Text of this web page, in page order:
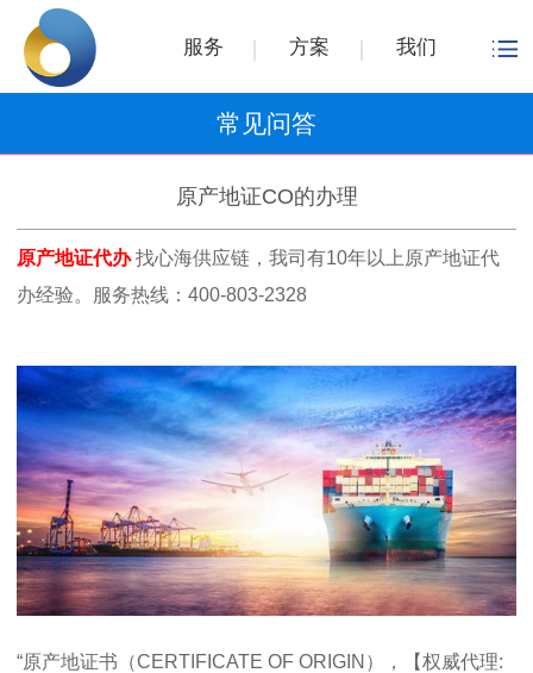
服务 方案 我们
常见问答
原产地证CO的办理
原产地证代办 找心海供应链，我司有10年以上原产地证代
办经验。服务热线：400-803-2328
“原产地证书（CERTIFICATE OF ORIGIN），【权威代理: